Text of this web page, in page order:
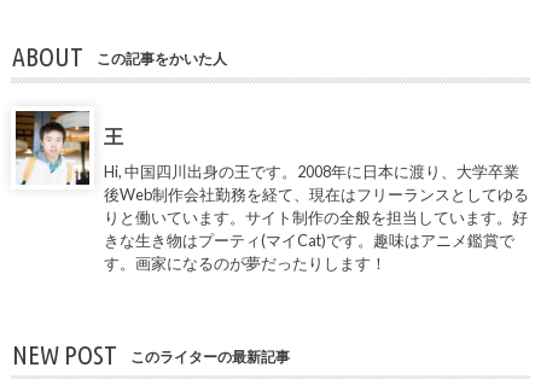
ABOUT この記事をかいた人
王
Hi, 中国四川出身の王です。2008年に日本に渡り、大学卒業
後Web制作会社勤務を経て、現在はフリーランスとしてゆる
りと働いています。サイト制作の全般を担当しています。好
きな生き物はプーティ(マイCat)です。趣味はアニメ鑑賞で
す。画家になるのが夢だったりします！
NEW POST このライターの最新記事